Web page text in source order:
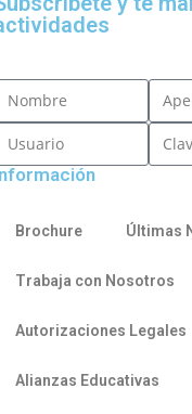
Brochure Últimas
Trabaja con Nosotros
Autorizaciones Legales
Alianzas Educativas